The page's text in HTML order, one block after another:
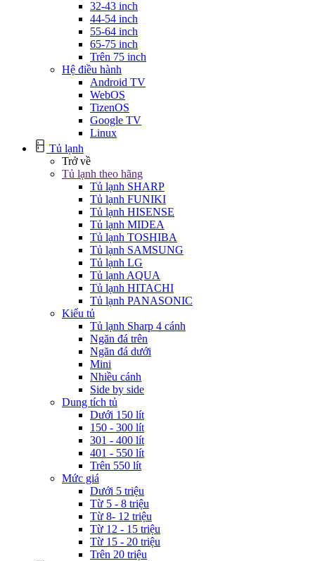
32-43 inch
44-54 inch
55-64 inch
65-75 inch
Trên 75 inch
Hệ điều hành
Android TV
WebOS
TizenOS
Google TV
Linux
Tủ lạnh
Trở về
Tủ lạnh theo hãng
Tủ lạnh SHARP
Tủ lạnh FUNIKI
Tủ lạnh HISENSE
Tủ lạnh MIDEA
Tủ lạnh TOSHIBA
Tủ lạnh SAMSUNG
Tủ lạnh LG
Tủ lạnh AQUA
Tủ lạnh HITACHI
Tủ lạnh PANASONIC
Kiểu tủ
Tủ lạnh Sharp 4 cánh
Ngăn đá trên
Ngăn đá dưới
Mini
Nhiều cánh
Side by side
Dung tích tủ
Dưới 150 lít
150 - 300 lít
301 - 400 lít
401 - 550 lít
Trên 550 lít
Mức giá
Dưới 5 triệu
Từ 5 - 8 triệu
Từ 8- 12 triệu
Từ 12 - 15 triệu
Từ 15 - 20 triệu
Trên 20 triệu